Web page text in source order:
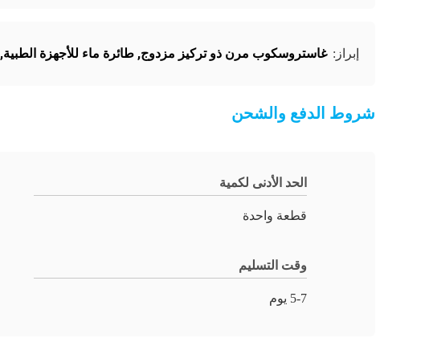
إبراز: غاستروسكوب مرن ذو تركيز مزدوج, طائرة ماء للأجهزة الطبية,
شروط الدفع والشحن
الحد الأدنى لكمية
قطعة واحدة
وقت التسليم
5-7 يوم